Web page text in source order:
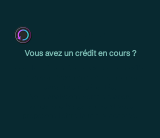
Vous avez un crédit en cours ?